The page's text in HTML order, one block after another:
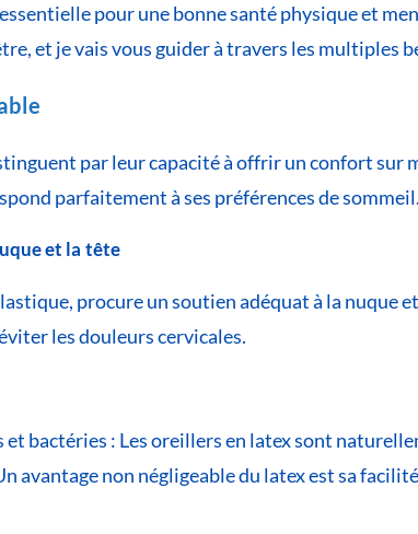
pour une bonne santé physique et
et je vais vous guider à travers les multiples
par leur capacité à offrir un confort
parfaitement à ses préférences de sommeil.
et la tête
procure un soutien adéquat à la nuque
les douleurs cervicales.
et bactéries : Les oreillers en latex sont
avantage non négligeable du latex est sa